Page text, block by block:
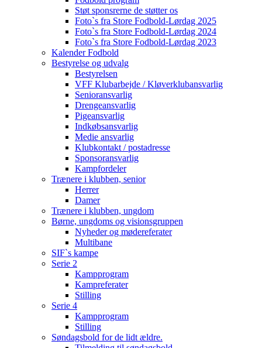
Støt sponsrerne de støtter os
Foto`s fra Store Fodbold-Lørdag 2025
Foto`s fra Store Fodbold-Lørdag 2024
Foto`s fra Store Fodbold-Lørdag 2023
Kalender Fodbold
Bestyrelse og udvalg
Bestyrelsen
VFF Klubarbejde / Kløverklubansvarlig
Senioransvarlig
Drengeansvarlig
Pigeansvarlig
Indkøbsansvarlig
Medie ansvarlig
Klubkontakt / postadresse
Sponsoransvarlig
Kampfordeler
Trænere i klubben, senior
Herrer
Damer
Trænere i klubben, ungdom
Børne, ungdoms og visionsgruppen
Nyheder og mødereferater
Multibane
SIF`s kampe
Serie 2
Kampprogram
Kampreferater
Stilling
Serie 4
Kampprogram
Stilling
Søndagsbold for de lidt ældre.